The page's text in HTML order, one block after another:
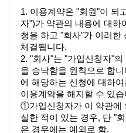
1. 이용계약은 "회원"이 되
자")가 약관의 내용에 대하
청을 하고 "회사"가 이러한
체결됩니다.
2. "회사"는 "가입신청자"
을 승낙함을 원칙으로 합
에 해당하는 신청에 대하
이용계약을 해지할 수 있습
①가입신청자가 이 약관에
실한 적이 있는 경우, 단 "
은 경우에는 예외로 함.